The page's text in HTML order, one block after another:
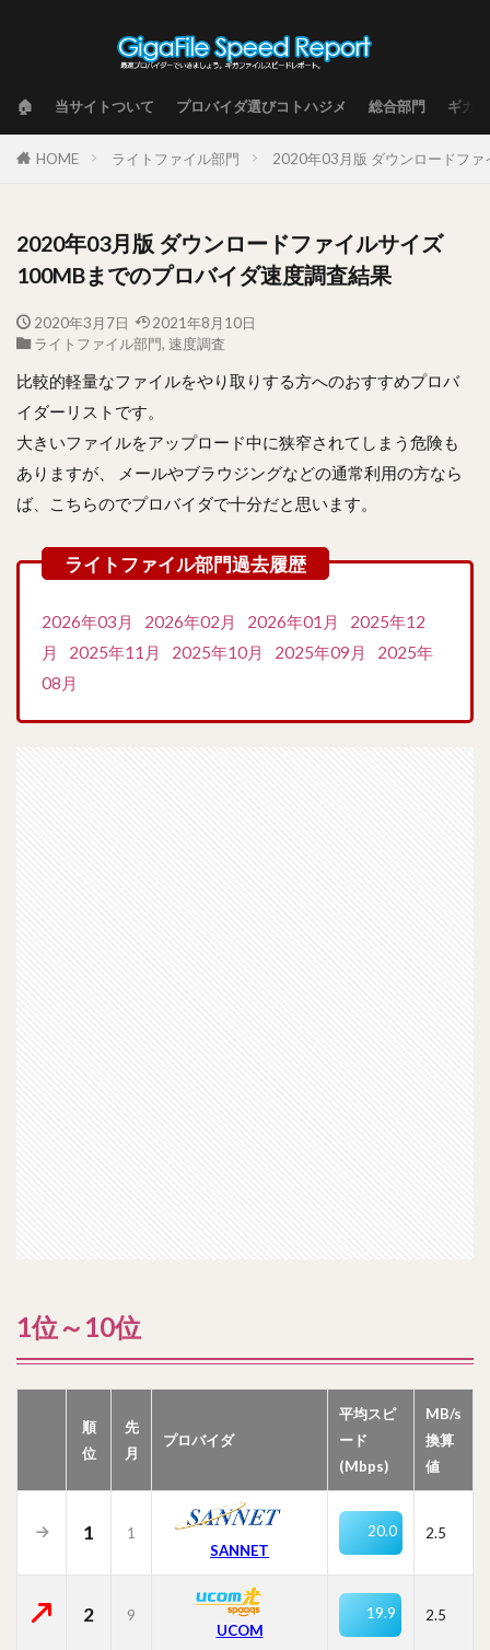
🏠 当サイトついて プロバイダ選びコトハジメ 総合部門 ギガ
HOME ライトファイル部門 2020年03月版 ダウンロードフ
2020年03月版 ダウンロードファイルサイズ
100MBまでのプロバイダ速度調査結果
2020年3月7日
2021年8月10日
ライトファイル部門, 速度調査
比較的軽量なファイルをやり取りする方へのおすすめプロバ
イダーリストです。
大きいファイルをアップロード中に狭窄されてしまう危険も
ありますが、 メールやブラウジングなどの通常利用の方なら
ば、こちらのでプロバイダで十分だと思います。
2026年03月 2026年02月 2026年01月
2025年12
月
2025年11月 2025年10月 2025年09月
2025年
08月
1位～10位
順
位
先
月
プロバイダ
平均スピ
ード
(Mbps)
MB/s
換算
値
1
1
SANNET
20.0 2.5
2
9
UCOM
19.9 2.5